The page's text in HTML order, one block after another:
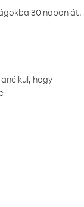
30 napon át.
hogy